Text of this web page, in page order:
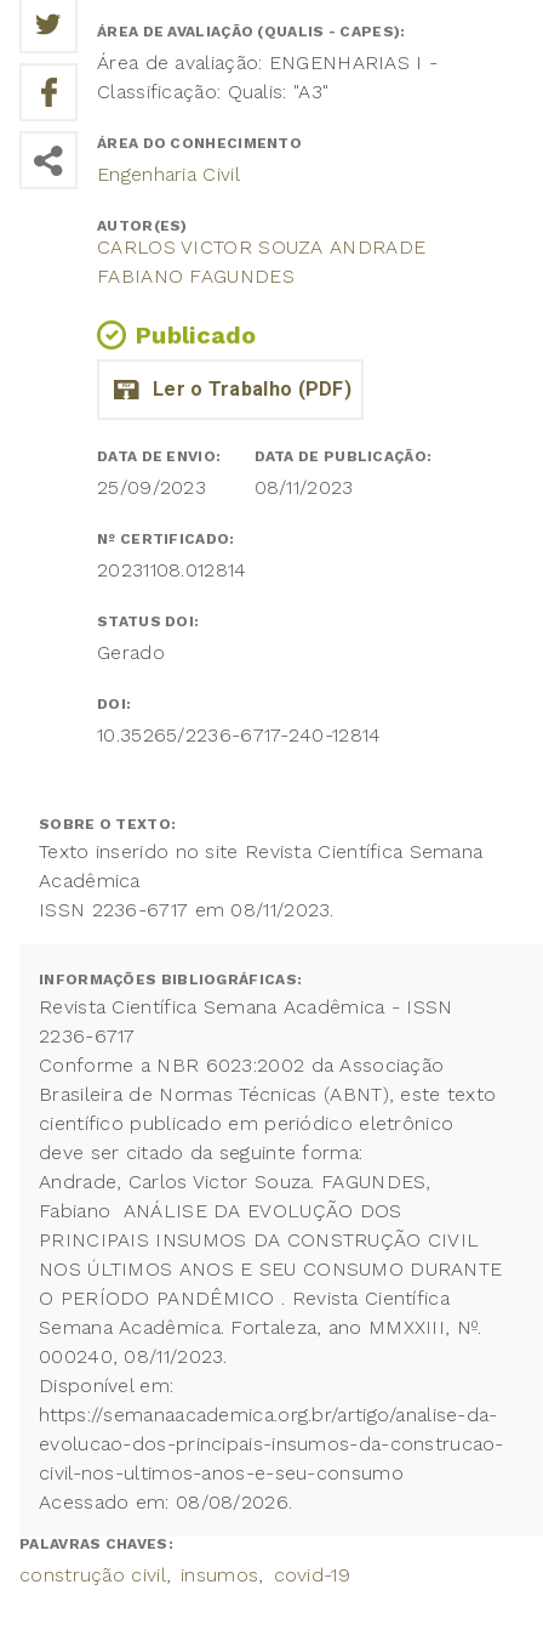
ÁREA DE AVALIAÇÃO (QUALIS - CAPES):
Área de avaliação: ENGENHARIAS I -
Classificação: Qualis: "A3"
ÁREA DO CONHECIMENTO
Engenharia Civil
AUTOR(ES)
CARLOS VICTOR SOUZA ANDRADE
FABIANO FAGUNDES
Publicado
DATA DE ENVIO:
25/09/2023
DATA DE PUBLICAÇÃO:
08/11/2023
Nº CERTIFICADO:
20231108.012814
STATUS DOI:
Gerado
DOI:
10.35265/2236-6717-240-12814
SOBRE O TEXTO:
Texto inserido no site Revista Científica Semana
Acadêmica
ISSN 2236-6717 em 08/11/2023.
INFORMAÇÕES BIBLIOGRÁFICAS:
Revista Científica Semana Acadêmica - ISSN
2236-6717
Conforme a NBR 6023:2002 da Associação
Brasileira de Normas Técnicas (ABNT), este texto
científico publicado em periódico eletrônico
deve ser citado da seguinte forma:
Andrade, Carlos Victor Souza. FAGUNDES,
Fabiano ANÁLISE DA EVOLUÇÃO DOS
PRINCIPAIS INSUMOS DA CONSTRUÇÃO CIVIL
NOS ÚLTIMOS ANOS E SEU CONSUMO DURANTE
O PERÍODO PANDÊMICO . Revista Científica
Semana Acadêmica. Fortaleza, ano MMXXIII, Nº.
000240, 08/11/2023.
Disponível em:
https://semanaacademica.org.br/artigo/analise-da-
evolucao-dos-principais-insumos-da-construcao-
civil-nos-ultimos-anos-e-seu-consumo
Acessado em: 08/08/2026.
PALAVRAS CHAVES:
construção civil insumos covid-19